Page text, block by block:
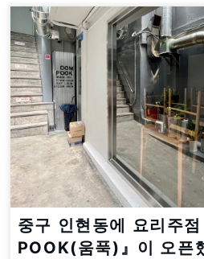
중구 인현동에 요리주
POOK(움푹)』이 오픈